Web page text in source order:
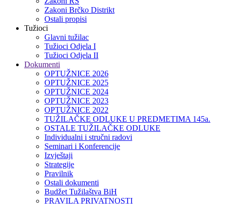
Zakoni Brčko Distrikt
Ostali propisi
Tužioci
Glavni tužilac
Tužioci Odjela I
Tužioci Odjela II
Dokumenti
OPTUŽNICE 2026
OPTUŽNICE 2025
OPTUŽNICE 2024
OPTUŽNICE 2023
OPTUŽNICE 2022
TUŽILAČKE ODLUKE U PREDMETIMA 145a.
OSTALE TUŽILAČKE ODLUKE
Individualni i stručni radovi
Seminari i Konferencije
Izvještaji
Strategije
Pravilnik
Ostali dokumenti
Budžet Tužilaštva BiH
PRAVILA PRIVATNOSTI